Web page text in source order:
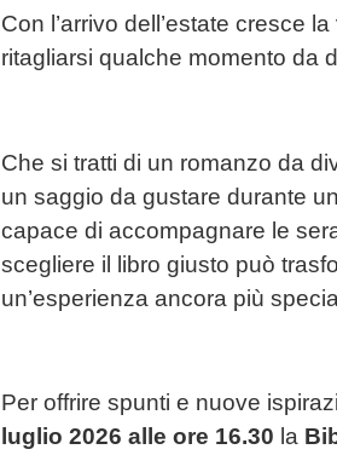
Con l’arrivo dell’estate cresce
ritagliarsi qualche momento da
Che si tratti di un romanzo da
un saggio da gustare durante
capace di accompagnare le
scegliere il libro giusto può
un’esperienza ancora più
Per offrire spunti e nuove
luglio 2026 alle ore 16.30 la